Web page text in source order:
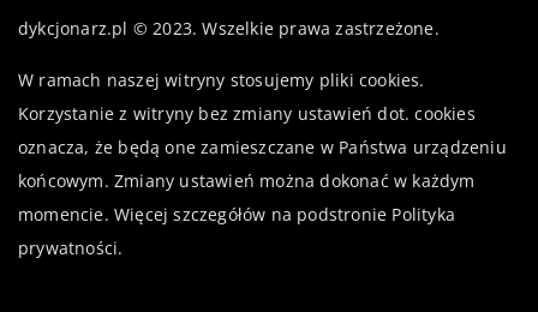
dykcjonarz.pl © 2023. Wszelkie prawa zastrzeżone.
W ramach naszej witryny stosujemy pliki cookies.
Korzystanie z witryny bez zmiany ustawień dot. cookies
oznacza, że będą one zamieszczane w Państwa urządzeniu
końcowym. Zmiany ustawień można dokonać w każdym
momencie. Więcej szczegółów na podstronie Polityka
prywatności.